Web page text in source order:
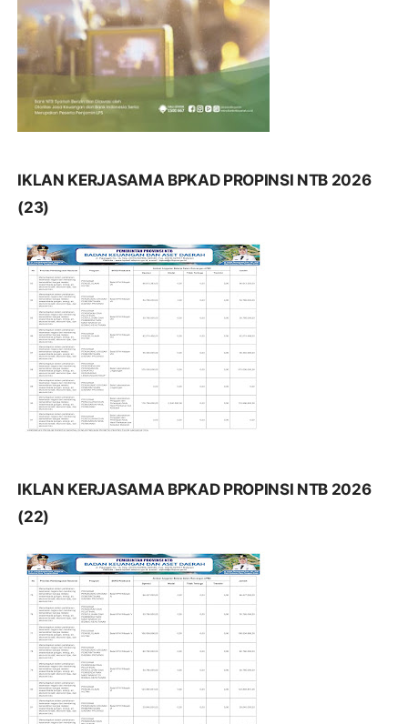
IKLAN KERJASAMA BPKAD PROPINSI NTB 2026
(23)
IKLAN KERJASAMA BPKAD PROPINSI NTB 2026
(22)